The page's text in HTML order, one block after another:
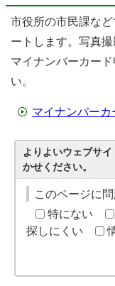
市役所の市民課な
ートします。写真
マイナンバーカー
い。
マイナンバー
よりよいウェブサ
かせください。
このページに
特にない
探しにくい